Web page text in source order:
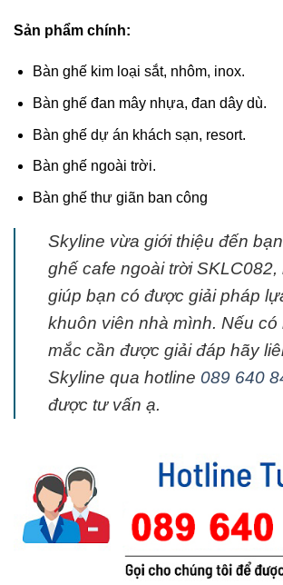
Sản phẩm chính:
Bàn ghế kim loại sắt, nhôm, inox.
Bàn ghế đan mây nhựa, đan dây dù.
Bàn ghế dự án khách sạn, resort.
Bàn ghế ngoài trời.
Bàn ghế thư giãn ban công
Skyline vừa giới thiệu đến
ghế cafe ngoài trời SKLC082,
giúp bạn có được giải pháp
khuôn viên nhà mình. Nếu
mắc cần được giải đáp hãy
Skyline qua hotline 089 640
được tư vấn ạ.